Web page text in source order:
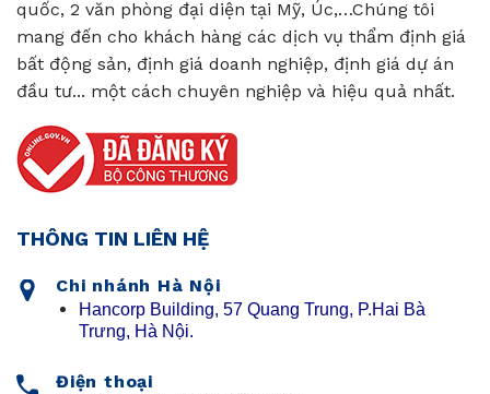
quốc, 2 văn phòng đại diện tại Mỹ, Úc,…Chúng tôi
mang đến cho khách hàng các dịch vụ thẩm định giá
bất động sản, định giá doanh nghiệp, định giá dự án
đầu tư... một cách chuyên nghiệp và hiệu quả nhất.
THÔNG TIN LIÊN HỆ
Chi nhánh Hà Nội
Hancorp Building, 57 Quang Trung, P.Hai Bà
Trưng, Hà Nội.
Điện thoại